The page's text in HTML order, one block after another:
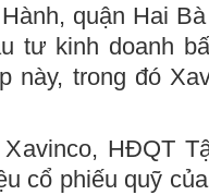
quận Hai
tư kinh doanh
này, trong đó
HĐQT
cổ phiếu quỹ